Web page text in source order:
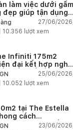
làm việc dưới gầm
đẹp giúp tận dụng
chừng bị bỏ
27/06/
10.356 lượt xem
Infiniti 175m2
đại kết hợp nghệ
Art đầy cảm xúc
25/06/
10.052 lượt xem
tại The Estella
cách
thanh lịch và ấm
23/06/